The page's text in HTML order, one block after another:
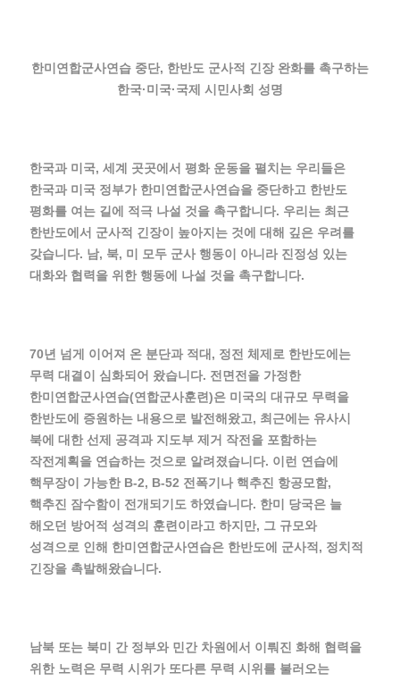
한미연합군사연습 중단, 한반도 군사적 긴장 완화를 촉구하는
한국·미국·국제 시민사회 성명
한국과 미국, 세계 곳곳에서 평화 운동을 펼치는 우리들은
한국과 미국 정부가 한미연합군사연습을 중단하고 한반도
평화를 여는 길에 적극 나설 것을 촉구합니다. 우리는 최근
한반도에서 군사적 긴장이 높아지는 것에 대해 깊은 우려를
갖습니다. 남, 북, 미 모두 군사 행동이 아니라 진정성 있는
대화와 협력을 위한 행동에 나설 것을 촉구합니다.
70년 넘게 이어져 온 분단과 적대, 정전 체제로 한반도에는
무력 대결이 심화되어 왔습니다. 전면전을 가정한
한미연합군사연습(연합군사훈련)은 미국의 대규모 무력을
한반도에 증원하는 내용으로 발전해왔고, 최근에는 유사시
북에 대한 선제 공격과 지도부 제거 작전을 포함하는
작전계획을 연습하는 것으로 알려졌습니다. 이런 연습에
핵무장이 가능한 B-2, B-52 전폭기나 핵추진 항공모함,
핵추진 잠수함이 전개되기도 하였습니다. 한미 당국은 늘
해오던 방어적 성격의 훈련이라고 하지만, 그 규모와
성격으로 인해 한미연합군사연습은 한반도에 군사적, 정치적
긴장을 촉발해왔습니다.
남북 또는 북미 간 정부와 민간 차원에서 이뤄진 화해 협력을
위한 노력은 무력 시위가 또다른 무력 시위를 불러오는